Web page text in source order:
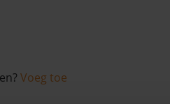
Voeg toe